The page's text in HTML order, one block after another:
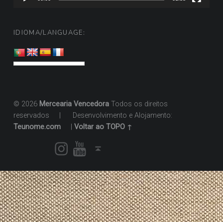
IDIOMA/LANGUAGE:
© 2026 Mercearia VencedoraTodos os direitos
reservados
Desenvolvimento e Alojamento:
Teunome.com
Voltar ao TOPO ↑
InstagramYoutube